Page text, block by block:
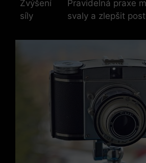
Zvýšení
síly
Pravidelná praxe
svaly a zlepšit